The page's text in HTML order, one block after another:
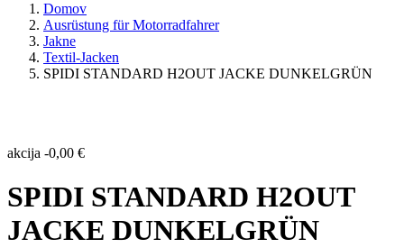
Domov
Ausrüstung für Motorradfahrer
Jakne
Textil-Jacken
SPIDI STANDARD H2OUT JACKE DUNKELGRÜN
akcija -0,00 €
SPIDI STANDARD H2OUT
JACKE DUNKELGRÜN